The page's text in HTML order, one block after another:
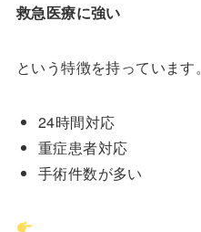
救急医療に強い
という特徴を持っています。
24時間対応
重症患者対応
手術件数が多い